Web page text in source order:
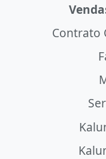
Contrato